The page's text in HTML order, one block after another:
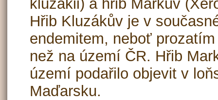
kluzakii) a hřib Markův
Hřib Kluzákův je v
endemitem, neboť
než na území ČR. Hřib
území podařilo objevit v
Maďarsku.